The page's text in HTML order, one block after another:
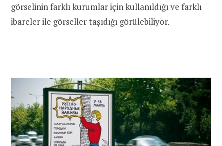
görselinin farklı kurumlar için kullanıldığı ve farklı
ibareler ile görseller taşıdığı görülebiliyor.